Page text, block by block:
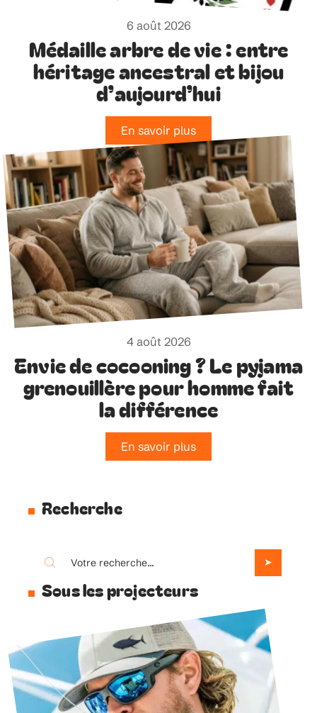
6 août 2026
Médaille arbre de vie : entre
héritage ancestral et bijou
d’aujourd’hui
En savoir plus
4 août 2026
Envie de cocooning ? Le pyjama
grenouillère pour homme fait
la différence
En savoir plus
Recherche
Sous les projecteurs